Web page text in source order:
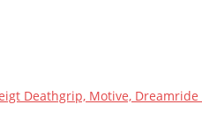
Deathgrip, Motive,